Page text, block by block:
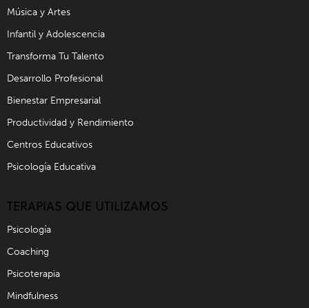
Música y Artes
Infantil y Adolescencia
Transforma Tu Talento
Desarrollo Profesional
Bienestar Empresarial
Productividad y Rendimiento
Centros Educativos
Psicología Educativa
TERAPIAS QUE UTILIZAMOS
Psicología
Coaching
Psicoterapia
Mindfulness